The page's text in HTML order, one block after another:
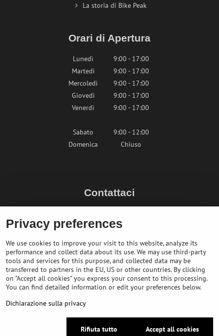
La storia di Bike Peak
Orari di Apertura
Lunedì
9:00 - 17:00
Martedì
9:00 - 17:00
Mercoledì
9:00 - 17:00
Giovedì
9:00 - 17:00
Venerdì
9:00 - 17:00
Sabato
9:00 - 12:00
Domenica
Chiuso
Contattaci
+436764858804 (AT)
Privacy preferences
We use cookies to improve your visit to this website, analyze its
performance and collect data about its use. We may use third-party
tools and services for this purpose, and collected data may be
transferred to partners in the EU, US or other countries. By clicking
on "Accept all cookies" you express your consent to this processing.
You can find detailed information or edit your preferences below.
Dichiarazione sulla privacy
Accept all cookies
Rifiuta tutto